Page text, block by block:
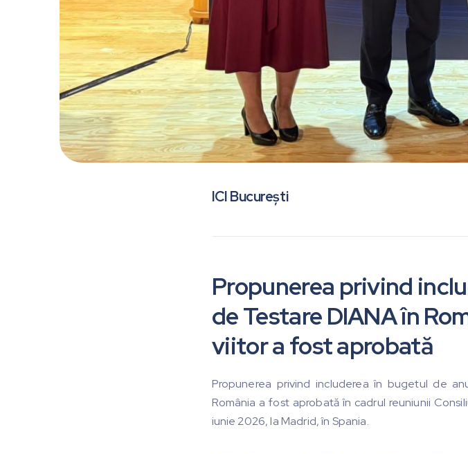
ICI București
Propunerea privind
de Testare DIANA în
viitor a fost aprobată
Propunerea privind includerea în bugetul de
România a fost aprobată în cadrul reuniunii
iunie 2026, la Madrid, în Spania.